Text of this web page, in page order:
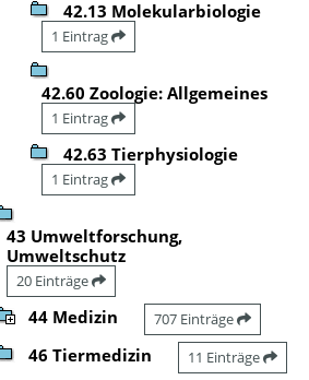
42.13 Molekularbiologie
1 Eintrag
42.60 Zoologie: Allgemeines
1 Eintrag
42.63 Tierphysiologie
1 Eintrag
43 Umweltforschung,
Umweltschutz
20 Einträge
44 Medizin 707 Einträge
46 Tiermedizin 11 Einträge